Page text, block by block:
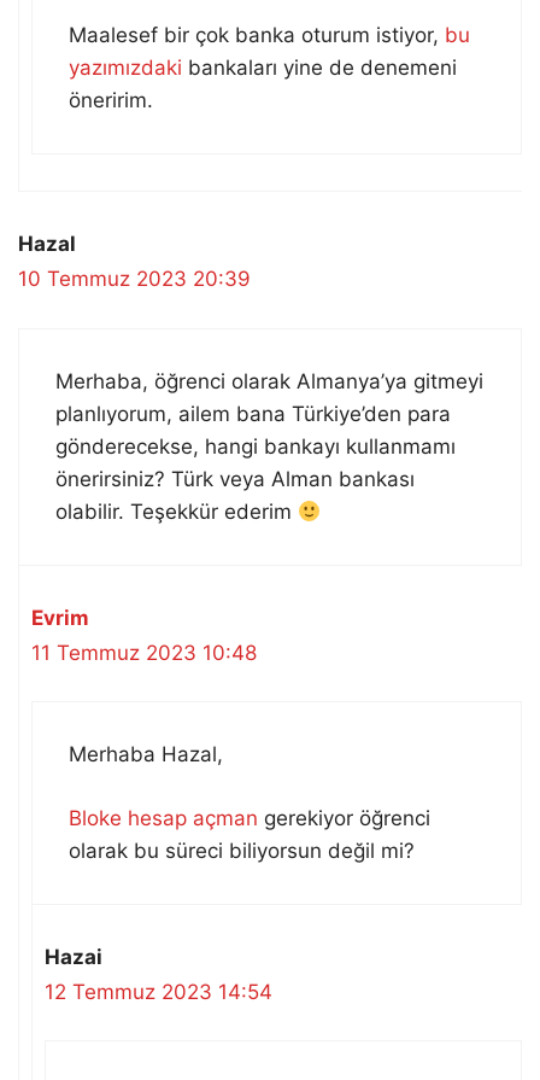
Maalesef bir çok banka oturum istiyor, bu
yazımızdaki bankaları yine de denemeni
öneririm.
Hazal
10 Temmuz 2023 20:39
Merhaba, öğrenci olarak Almanya’ya gitmeyi
planlıyorum, ailem bana Türkiye’den para
gönderecekse, hangi bankayı kullanmamı
önerirsiniz? Türk veya Alman bankası
olabilir. Teşekkür ederim
Evrim
11 Temmuz 2023 10:48
Merhaba Hazal,
Bloke hesap açman gerekiyor öğrenci
olarak bu süreci biliyorsun değil mi?
Hazai
12 Temmuz 2023 14:54